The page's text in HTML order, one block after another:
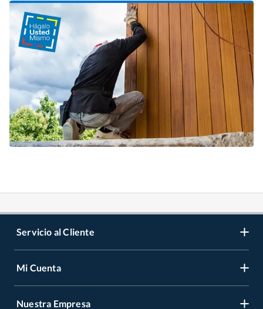
Servicio al Cliente
Contáctanos
Mi Cuenta
Registrate
Nuestra Empresa